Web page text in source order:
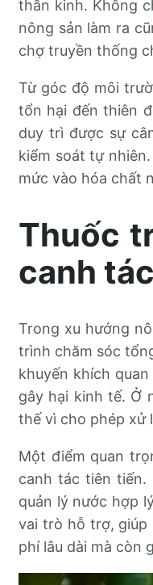
thần kinh. Không
nông sản làm ra
chợ truyền thống
Từ góc độ môi
tổn hại đến thiên
duy trì được sự
kiểm soát tự
mức vào hóa chất
Thuốc
canh
Trong xu hướng
trình chăm sóc
khuyến khích
gây hại kinh tế. Ở
thế vì cho phép xử
Một điểm quan
canh tác tiên
quản lý nước hợp
vai trò hỗ trợ, giúp
phí lâu dài mà còn